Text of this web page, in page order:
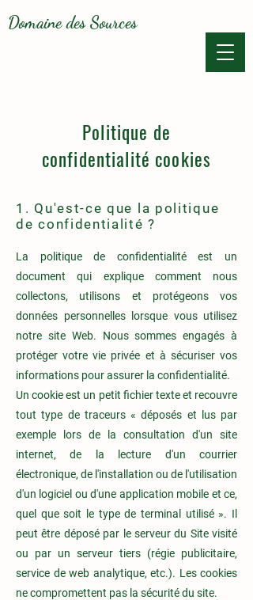
Domaine des Sources
Politique de
confidentialité cookies
1. Qu'est-ce que la politique
de confidentialité ?
La politique de confidentialité est un
document qui explique comment nous
collectons, utilisons et protégeons vos
données personnelles lorsque vous utilisez
notre site Web. Nous sommes engagés à
protéger votre vie privée et à sécuriser vos
informations pour assurer la confidentialité.
Un cookie est un petit fichier texte et recouvre
tout type de traceurs « déposés et lus par
exemple lors de la consultation d'un site
internet, de la lecture d'un courrier
électronique, de l'installation ou de l'utilisation
d'un logiciel ou d'une application mobile et ce,
quel que soit le type de terminal utilisé ». Il
peut être déposé par le serveur du Site visité
ou par un serveur tiers (régie publicitaire,
service de web analytique, etc.). Les cookies
ne compromettent pas la sécurité du site.